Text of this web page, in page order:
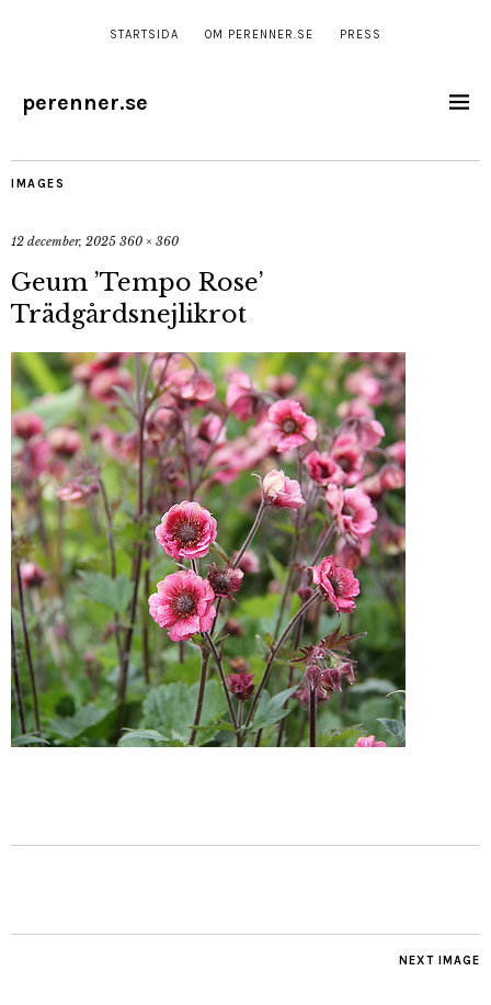
STARTSIDA OM PERENNER.SE PRESS
perenner.se
IMAGES
12 december, 2025 360 × 360
Geum ’Tempo Rose’
Trädgårdsnejlikrot
NEXT IMAGE